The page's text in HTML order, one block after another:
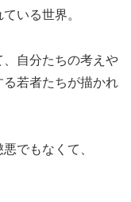
いる世界。
自分たちの考えや
若者たちが描かれ
でもなくて、